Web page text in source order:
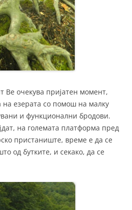
Ве очекува пријатен момент,
езерата со помош на малку
и функционални бродови.
на големата платформа пред
пристаниште, време е да се
од бутките, и секако, да се